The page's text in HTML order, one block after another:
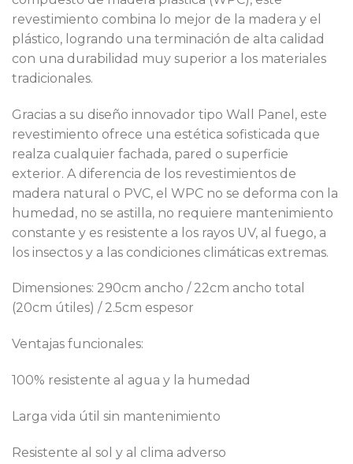
revestimiento combina lo mejor de la madera y el
plástico, logrando una terminación de alta calidad
con una durabilidad muy superior a los materiales
tradicionales.
Gracias a su diseño innovador tipo Wall Panel, este
revestimiento ofrece una estética sofisticada que
realza cualquier fachada, pared o superficie
exterior. A diferencia de los revestimientos de
madera natural o PVC, el WPC no se deforma con la
humedad, no se astilla, no requiere mantenimiento
constante y es resistente a los rayos UV, al fuego, a
los insectos y a las condiciones climáticas extremas.
Dimensiones: 290cm ancho / 22cm ancho total
(20cm útiles) / 2.5cm espesor
Ventajas funcionales:
100% resistente al agua y la humedad
Larga vida útil sin mantenimiento
Resistente al sol y al clima adverso